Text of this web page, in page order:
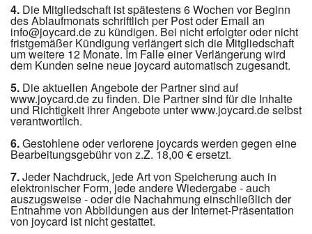
4. Die Mitgliedschaft ist spätestens 6 Wochen vor Beginn
des Ablaufmonats schriftlich per Post oder Email an
info@joycard.de zu kündigen. Bei nicht erfolgter oder nicht
fristgemäßer Kündigung verlängert sich die Mitgliedschaft
um weitere 12 Monate. Im Falle einer Verlängerung wird
dem Kunden seine neue joycard automatisch zugesandt.
5. Die aktuellen Angebote der Partner sind auf
www.joycard.de zu finden. Die Partner sind für die Inhalte
und Richtigkeit ihrer Angebote unter www.joycard.de selbst
verantwortlich.
6.Gestohlene oder verlorene joycards werden gegen eine
Bearbeitungsgebühr von z.Z. 18,00 € ersetzt.
7.Jeder Nachdruck, jede Art von Speicherung auch in
elektronischer Form, jede andere Wiedergabe - auch
auszugsweise - oder die Nachahmung einschließlich der
Entnahme von Abbildungen aus der Internet-Präsentation
von joycard ist nicht gestattet.